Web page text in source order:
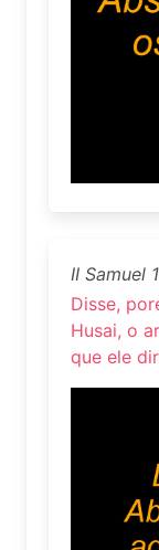
II Samuel
Disse,
Husai, o
que ele